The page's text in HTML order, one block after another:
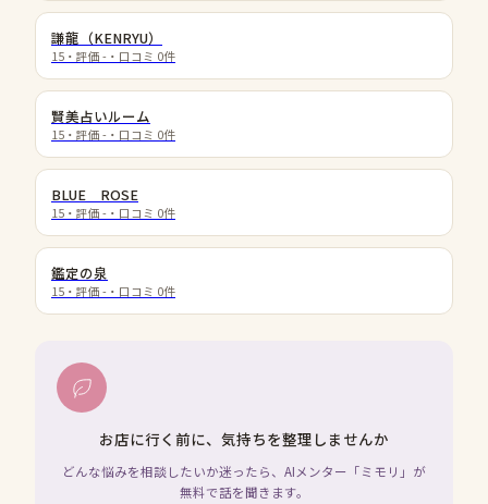
謙龍（KENRYU）
15 ・評価 - ・口コミ 0件
賢美占いルーム
15 ・評価 - ・口コミ 0件
BLUE ROSE
15 ・評価 - ・口コミ 0件
鑑定の泉
15 ・評価 - ・口コミ 0件
お店に行く前に、気持ちを整理しませんか
どんな悩みを相談したいか迷ったら、AIメンター「ミモリ」が
無料で話を聞きます。